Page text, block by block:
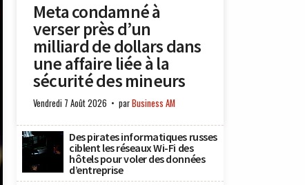
Meta condamné à
verser près d’un
milliard de dollars dans
une affaire liée à la
sécurité des mineurs
Vendredi 7 Août 2026 parBusiness AM
Des pirates informatiques russes
ciblent les réseaux Wi-Fi des
hôtels pour voler des données
d’entreprise